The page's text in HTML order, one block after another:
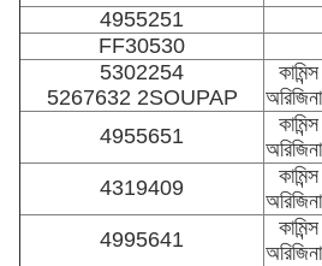
4955251
FF30530
5302254
5267632 2SOUPAP
কামিন্স
4955651
কামিন্স
4319409
কামিন্স
4995641
কামিন্স